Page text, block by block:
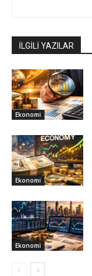
İLGİLİ YAZILAR
Ekonomi
Ekonomi
Ekonomi